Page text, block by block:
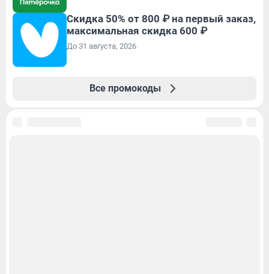
Скидка 50% от 800 ₽ на первый заказ,
максимальная скидка 600 ₽
До 31 августа, 2026
Все промокоды